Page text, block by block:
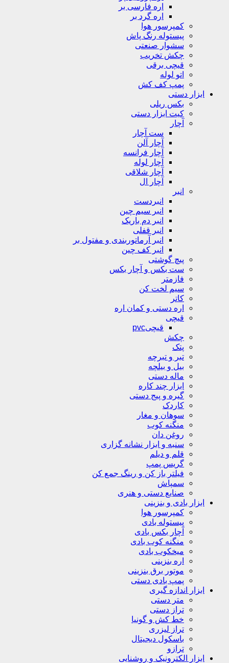
اره فارسی بر
اره گرد بر
کمپرسور هوا
پیستوله رنگ پاش
سشوار صنعتی
چکش تخریب
قیچی برقی
اتو لوله
پمپ کف کش
ابزار دستی
بکس ریلی
کیت ابزار دستی
آچار
ست آچار
آچار آلن
آچار فرانسه
آچار لوله
آچار شلاقی
آچار ال
انبر
انبردست
انبر سیم چین
انبر دم باریک
انبر قفلی
انبر آرماتوربندی و مفتول بر
انبر کف چین
پیچ گوشتی
ست بکس و آچار بکس
فازمتر
سیم لخت کن
کاتر
اره دستی و کمان اره
قیچی
قیچیpvc
چکش
پتک
تبر و تبرچه
بیل و بیلچه
ماله دستی
ابزار چند کاره
گیره و پیج دستی
کاردک
سوهان و مغار
منگنه کوب
روغن دان
سنبه و ابزار نشانه گزاری
قلم و دیلم
گریس پمپ
فیلتر باز کن و رینگ جمع کن
سمپاش
صنایع دستی و هنری
ابزار بادی و بنزینی
کمپرسور هوا
پیستوله بادی
آچار بکس بادی
منگنه کوب بادی
میخکوب بادی
اره بنزینی
موتور برق بنزینی
پمپ بادی دستی
ابزار اندازه گیری
متر دستی
تراز دستی
خط کش و گونیا
تراز لیزری
باسکول دیجیتال
ترازو
ابزار الکترونیک و روشنایی